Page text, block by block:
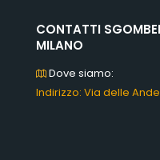
CONTATTI
MILANO
Dove siamo:
Indirizzo: Via delle Ande